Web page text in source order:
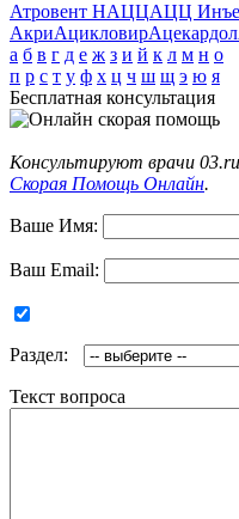
Атровент НАЦЦАЦЦ
АкриАцикловирАцекардол
а б в г д е ж з и й к л м н о
п р с т у ф х ц ч ш щ э ю я
Бесплатная консультация
Консультируют врачи 03.ru
Скорая Помощь Онлайн.
Ваше Имя:
Ваш Email:
Раздел:
Текст вопроса